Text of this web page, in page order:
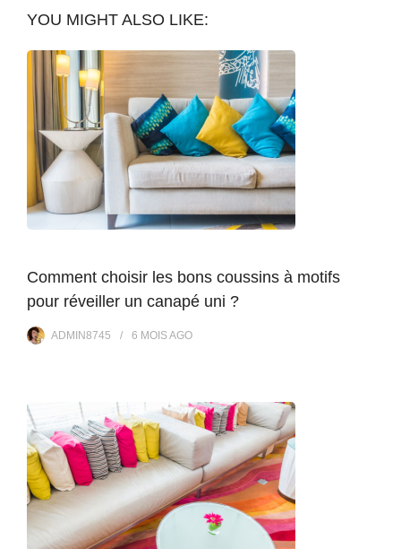
YOU MIGHT ALSO LIKE:
Comment choisir les bons coussins à motifs
pour réveiller un canapé uni ?
ADMIN8745 6 MOISAGO